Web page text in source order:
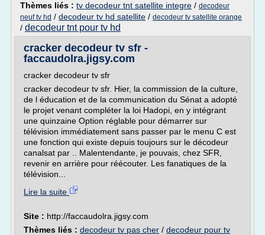
Thèmes liés : tv decodeur tnt satellite integre / decodeur
neuf tv hd / decodeur tv hd satellite / decodeur tv satellite orange
/ decodeur tnt pour tv hd
cracker decodeur tv sfr -
faccaudolra.jigsy.com
cracker decodeur tv sfr
cracker decodeur tv sfr. Hier, la commission de la culture,
de l éducation et de la communication du Sénat a adopté
le projet venant compléter la loi Hadopi, en y intégrant
une quinzaine Option réglable pour démarrer sur
télévision immédiatement sans passer par le menu C est
une fonction qui existe depuis toujours sur le décodeur
canalsat par .. Malentendante, je pouvais, chez SFR,
revenir en arrière pour réécouter. Les fanatiques de la
télévision...
Lire la suite
Site : http://faccaudolra.jigsy.com
Thèmes liés : decodeur tv pas cher / decodeur pour tv